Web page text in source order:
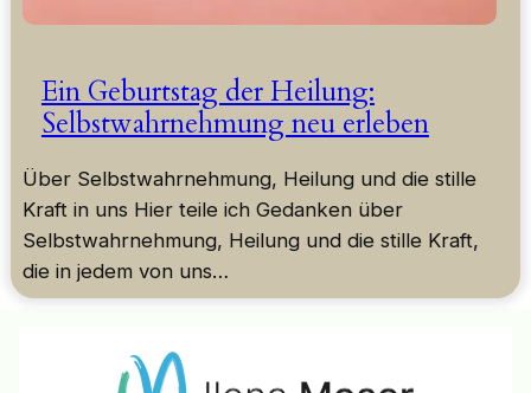
Ein Geburtstag der Heilung:
Selbstwahrnehmung neu erleben
Über Selbstwahrnehmung, Heilung und die stille
Kraft in uns Hier teile ich Gedanken über
Selbstwahrnehmung, Heilung und die stille Kraft,
die in jedem von uns…